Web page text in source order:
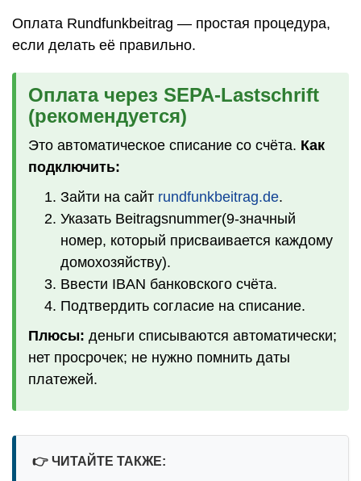
Оплата Rundfunkbeitrag — простая процедура,
если делать её правильно.
Оплата через SEPA-Lastschrift
(рекомендуется)
Это автоматическое списание со счёта. Как
подключить:
Зайти на сайт rundfunkbeitrag.de.
Указать Beitragsnummer(9-значный
номер, который присваивается каждому
домохозяйству).
Ввести IBAN банковского счёта.
Подтвердить согласие на списание.
Плюсы: деньги списываются автоматически;
нет просрочек; не нужно помнить даты
платежей.
👉 ЧИТАЙТЕ ТАКЖЕ: